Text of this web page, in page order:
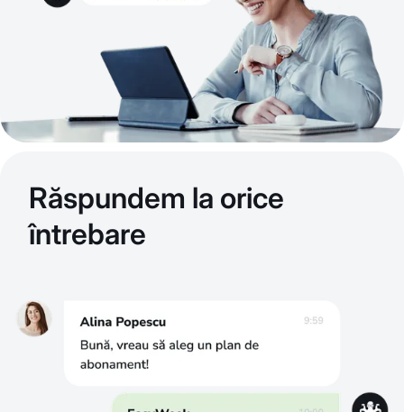
Răspundem la orice
întrebare